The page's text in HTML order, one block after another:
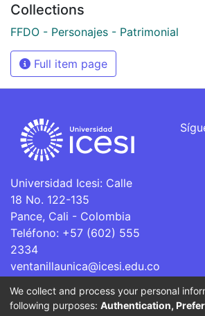
Collections
FFDO - Personajes - Patrimonial
Full item page
Universidad Icesi: Calle
18 No. 122-135
Pance, Cali - Colombia
Teléfono: +57 (602) 555
2334
ventanillaunica@icesi.edu.co
La Universidad Icesi es una
We collect and process your personal
following purposes: Authentication,